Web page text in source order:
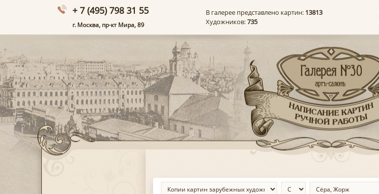
+ 7 (495) 798 31 55
г. Москва, пр-кт Мира, 89
В галерее представлено картин: 13813
Художников:735